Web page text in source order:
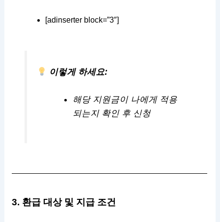
[adinserter block=”3″]
이렇게 하세요:
해당 지원금이 나에게 적용
되는지 확인 후 신청
3. 환급 대상 및 지급 조건